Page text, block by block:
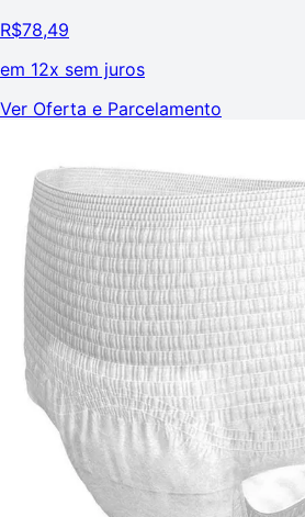
R$78,49
em 12x sem juros
Ver Oferta e Parcelamento